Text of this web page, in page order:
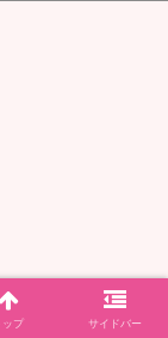
ップ サイドバー